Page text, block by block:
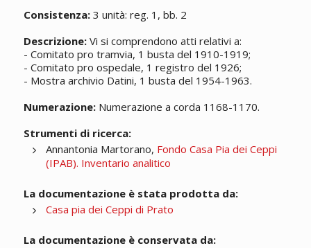
Consistenza:3 unità: reg. 1, bb. 2
Descrizione:Vi si comprendono atti relativi a:
- Comitato pro tramvia, 1 busta del 1910-1919;
- Comitato pro ospedale, 1 registro del 1926;
- Mostra archivio Datini, 1 busta del 1954-1963.
Numerazione:Numerazione a corda 1168-1170.
Strumenti di ricerca:
Annantonia Martorano, Fondo Casa Pia dei Ceppi
(IPAB). Inventario analitico
La documentazione è stata prodotta da:
Casa pia dei Ceppi di Prato
La documentazione è conservata da: